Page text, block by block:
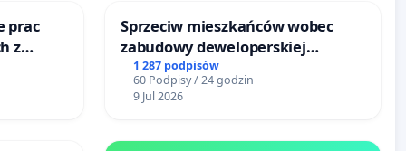
prac
z
Sprzeciw mieszkańców wobec
zabudowy deweloperskiej
terenow zielonych w rejonie
Bulwarów Straceńskich w Bielsku-
Białej
1 287 podpisów
60 Podpisy / 24 godzin
9 Jul 2026